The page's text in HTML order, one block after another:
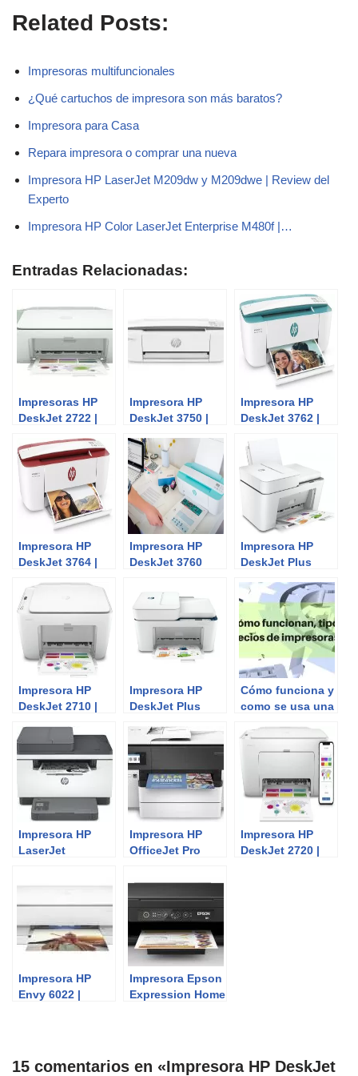
Related Posts:
Impresoras multifuncionales
¿Qué cartuchos de impresora son más baratos?
Impresora para Casa
Repara impresora o comprar una nueva
Impresora HP LaserJet M209dw y M209dwe | Review del
Experto
Impresora HP Color LaserJet Enterprise M480f |…
Entradas Relacionadas:
Impresoras HP
DeskJet 2722 |
Experto
Impresora HP
DeskJet 3750 |
Experto
Impresora HP
DeskJet 3762 |
Experto
Impresora HP
DeskJet 3764 |
Experto
Impresora HP
DeskJet 3760
Impresora HP
DeskJet Plus
Experto
Impresora HP
DeskJet 2710 |
Experto
Impresora HP
DeskJet Plus
Experto
Cómo funciona y
como se usa una
Impresora HP
LaserJet
Impresora HP
OfficeJet Pro
Experto
Impresora HP
DeskJet 2720 |
Impresora HP
Envy 6022 |
Impresora Epson
Expression Home
15 comentarios en «Impresora HP DeskJet